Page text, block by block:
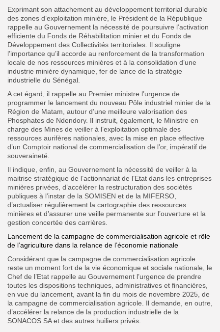
Exprimant son attachement au développement territorial durable
des zones d’exploitation minière, le Président de la République
rappelle au Gouvernement la nécessité de poursuivre l’activation
efficiente du Fonds de Réhabilitation minier et du Fonds de
Développement des Collectivités territoriales. Il souligne
l’importance qu’il accorde au renforcement de la transformation
locale de nos ressources minières et à la consolidation d’une
industrie minière dynamique, fer de lance de la stratégie
industrielle du Sénégal.
A cet égard, il rappelle au Premier ministre l’urgence de
programmer le lancement du nouveau Pôle industriel minier de la
Région de Matam, autour d’une meilleure valorisation des
Phosphates de Ndendory. Il instruit, également, le Ministre en
charge des Mines de veiller à l’exploitation optimale des
ressources aurifères nationales, avec la mise en place effective
d’un Comptoir national de commercialisation de l’or, impératif de
souveraineté.
Il indique, enfin, au Gouvernement la nécessité de veiller à la
maitrise stratégique de l’actionnariat de l’Etat dans les entreprises
minières privées, d’accélérer la restructuration des sociétés
publiques à l’instar de la SOMISEN et de la MIFERSO,
d’actualiser régulièrement la cartographie des ressources
minières et d’assurer une veille permanente sur l’ouverture et la
gestion concertée des carrières.
Lancement de la campagne de commercialisation agricole et rôle
de l’agriculture dans la relance de l’économie nationale
Considérant que la campagne de commercialisation agricole
reste un moment fort de la vie économique et sociale nationale, le
Chef de l’Etat rappelle au Gouvernement l’urgence de prendre
toutes les dispositions techniques, administratives et financières,
en vue du lancement, avant la fin du mois de novembre 2025, de
la campagne de commercialisation agricole. Il demande, en outre,
d’accélérer la relance de la production industrielle de la
SONACOS SA et des autres huiliers privés.